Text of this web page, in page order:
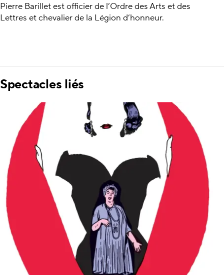
Pierre Barillet est officier de l’Ordre des Arts et des
Lettres et chevalier de la Légion d’honneur.
Spectacles liés